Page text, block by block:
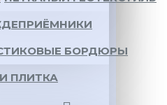
БОРДЮРЫ
ПЛИТКА